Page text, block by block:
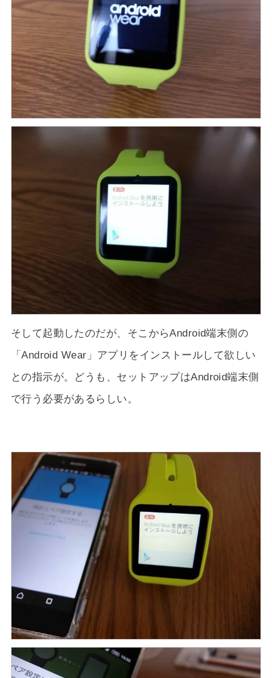
そして起動したのだが、そこからAndroid端末側の
「Android Wear」アプリをインストールして欲しい
との指示が。どうも、セットアップはAndroid端末側
で行う必要があるらしい。